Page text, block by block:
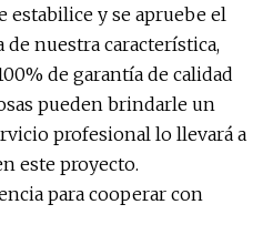
estabilice y se apruebe el
nuestra característica,
de garantía de calidad
pueden brindarle un
profesional lo llevará a
este proyecto.
para cooperar con